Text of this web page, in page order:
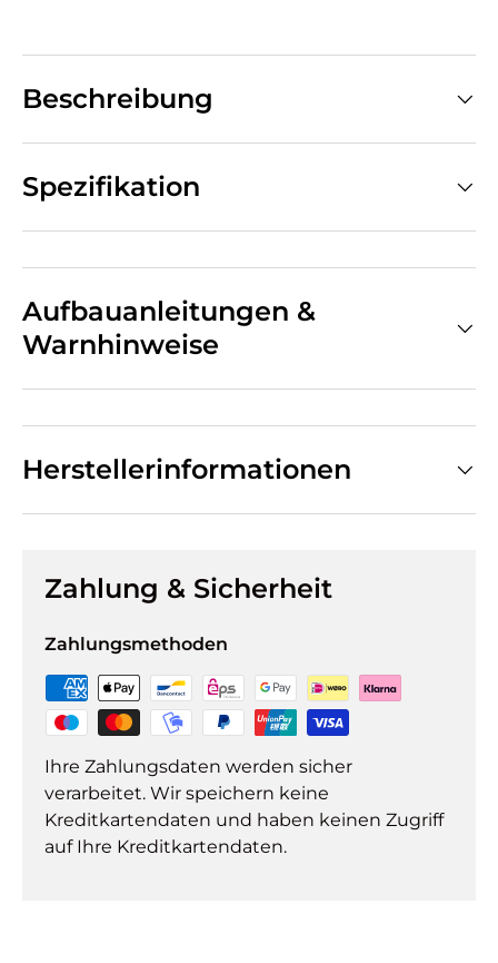
Beschreibung
Spezifikation
Aufbauanleitungen &
Warnhinweise
Herstellerinformationen
Zahlung & Sicherheit
Zahlungsmethoden
Ihre Zahlungsdaten werden sicher
verarbeitet. Wir speichern keine
Kreditkartendaten und haben keinen Zugriff
auf Ihre Kreditkartendaten.